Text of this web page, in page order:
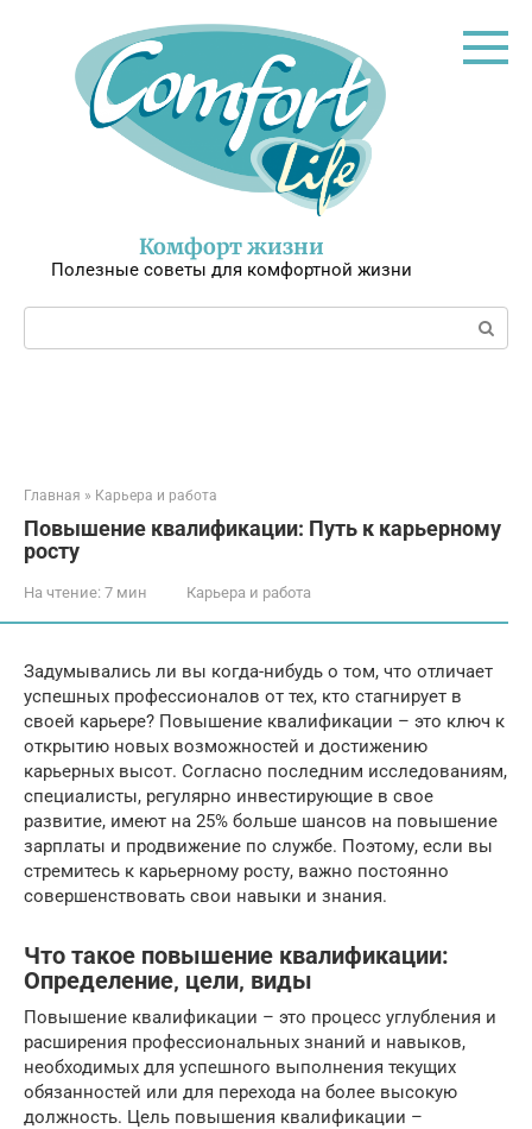
Комфорт жизни
Полезные советы для комфортной жизни
Поиск:
Главная » Карьера и работа
Повышение квалификации: Путь к карьерному
росту
На чтение: 7 мин Карьера и работа
Задумывались ли вы когда-нибудь о том, что отличает
успешных профессионалов от тех, кто стагнирует в
своей карьере? Повышение квалификации – это ключ к
открытию новых возможностей и достижению
карьерных высот. Согласно последним исследованиям,
специалисты, регулярно инвестирующие в свое
развитие, имеют на 25% больше шансов на повышение
зарплаты и продвижение по службе. Поэтому, если вы
стремитесь к карьерному росту, важно постоянно
совершенствовать свои навыки и знания.
Что такое повышение квалификации:
Определение‚ цели‚ виды
Повышение квалификации – это процесс углубления и
расширения профессиональных знаний и навыков,
необходимых для успешного выполнения текущих
обязанностей или для перехода на более высокую
должность. Цель повышения квалификации –